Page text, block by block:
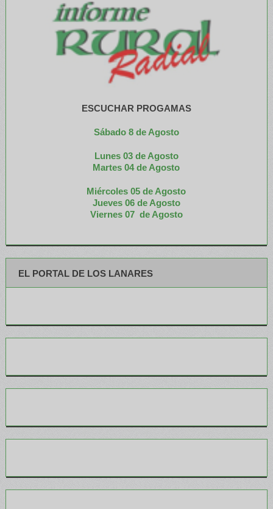
ESCUCHAR PROGAMAS
Sábado 8 de Agosto
Lunes 03 de Agosto
Martes 04 de Agosto
Miércoles 05 de Agosto
Jueves 06 de Agosto
Viernes 07 de Agosto
EL PORTAL DE LOS LANARES